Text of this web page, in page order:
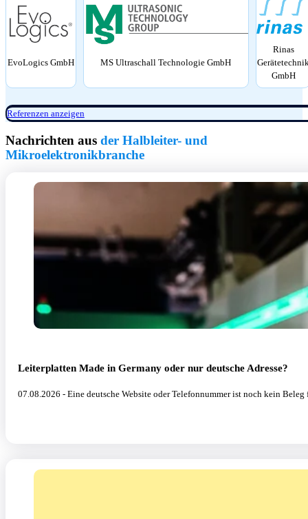
EvoLogics GmbH MS Ultraschall Technologie GmbH
Rinas
GmbH
Referenzen anzeigen
Nachrichten aus der Halbleiter- und
Mikroelektronikbranche
Leiterplatten Made in Germany oder nur deutsche Adresse?
07.08.2026 - Eine deutsche Website oder Telefonnummer ist noch kein